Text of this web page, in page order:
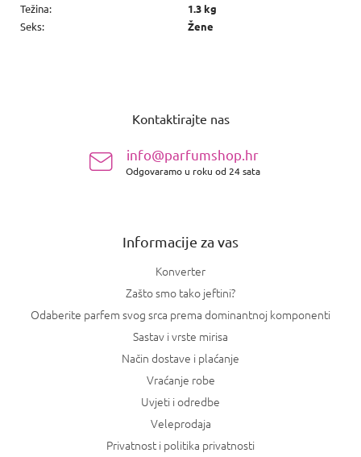
Težina:
1.3 kg
Seks: Žene
Kontaktirajte nas
info@parfumshop.hr
Odgovaramo u roku od 24 sata
Informacije za vas
Konverter
Zašto smo tako jeftini?
Odaberite parfem svog srca prema dominantnoj komponenti
Sastav i vrste mirisa
Način dostave i plaćanje
Vraćanje robe
Uvjeti i odredbe
Veleprodaja
Privatnost i politika privatnosti